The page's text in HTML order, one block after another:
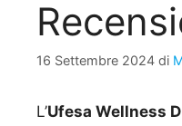
16 Settembre 2024 di
L’Ufesa Wellness